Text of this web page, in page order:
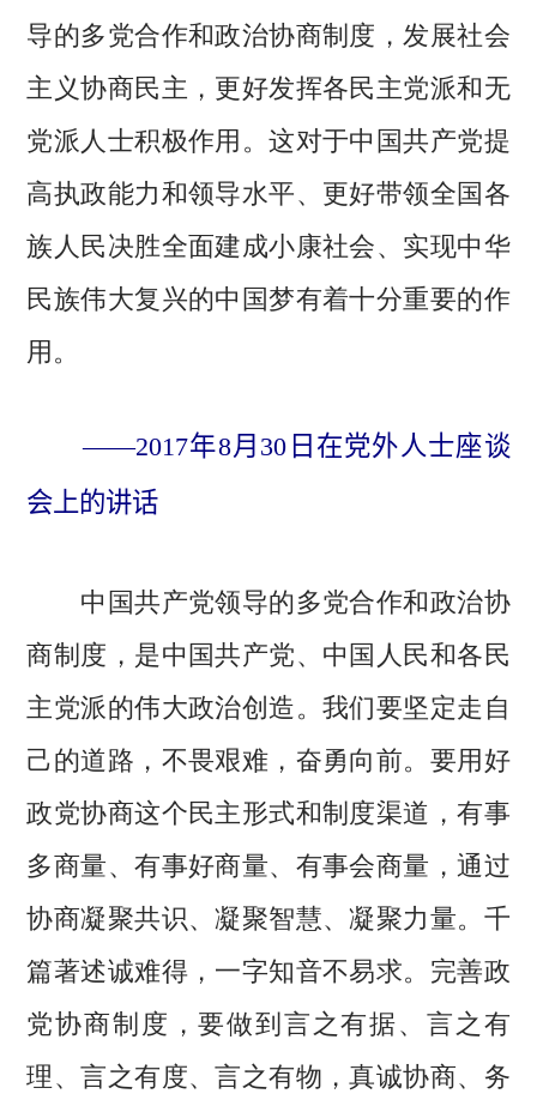
导的多党合作和政治协商制度，发展社会
主义协商民主，更好发挥各民主党派和无
党派人士积极作用。这对于中国共产党提
高执政能力和领导水平、更好带领全国各
族人民决胜全面建成小康社会、实现中华
民族伟大复兴的中国梦有着十分重要的作
用。
——2017年8月30日在党外人士座谈
会上的讲话
中国共产党领导的多党合作和政治协
商制度，是中国共产党、中国人民和各民
主党派的伟大政治创造。我们要坚定走自
己的道路，不畏艰难，奋勇向前。要用好
政党协商这个民主形式和制度渠道，有事
多商量、有事好商量、有事会商量，通过
协商凝聚共识、凝聚智慧、凝聚力量。千
篇著述诚难得，一字知音不易求。完善政
党协商制度，要做到言之有据、言之有
理、言之有度、言之有物，真诚协商、务